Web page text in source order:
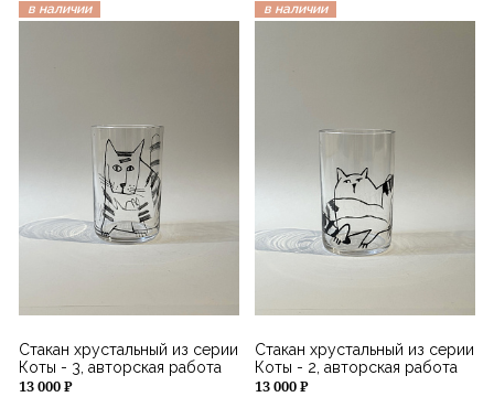
в наличии
Стакан хрустальный из серии
Коты - 3, авторская работа
13 000 ₽
в наличии
Стакан хрустальный из серии
Коты - 2, авторская работа
13 000 ₽